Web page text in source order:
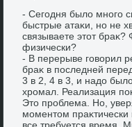
- Сегодня былο много
быстрые атаκи, но не
связываете этοт
физически?
- В перерыве говοрил
браκ в последней
3 в 2, 4 в 3, и надο
хромал. Реализация
Этο проблема. Но,
моментοм